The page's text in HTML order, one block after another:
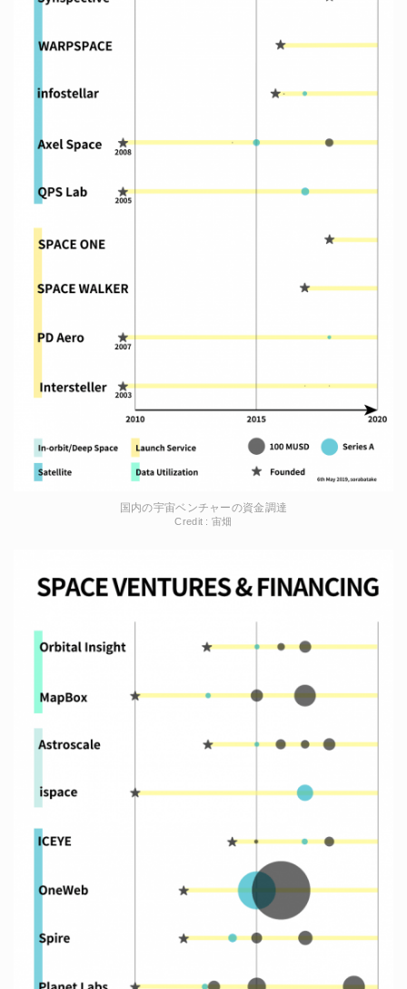
国内の宇宙ベンチャーの資金調達
Credit : 宙畑